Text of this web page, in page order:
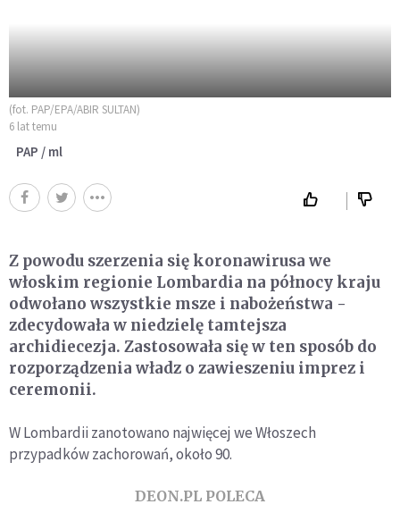
(fot. PAP/EPA/ABIR SULTAN)
6 lat temu
PAP / ml
Z powodu szerzenia się koronawirusa we
włoskim regionie Lombardia na północy kraju
odwołano wszystkie msze i nabożeństwa -
zdecydowała w niedzielę tamtejsza
archidiecezja. Zastosowała się w ten sposób do
rozporządzenia władz o zawieszeniu imprez i
ceremonii.
W Lombardii zanotowano najwięcej we Włoszech
przypadków zachorowań, około 90.
DEON.PL POLECA